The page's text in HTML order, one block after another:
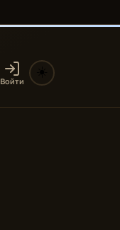
Войти